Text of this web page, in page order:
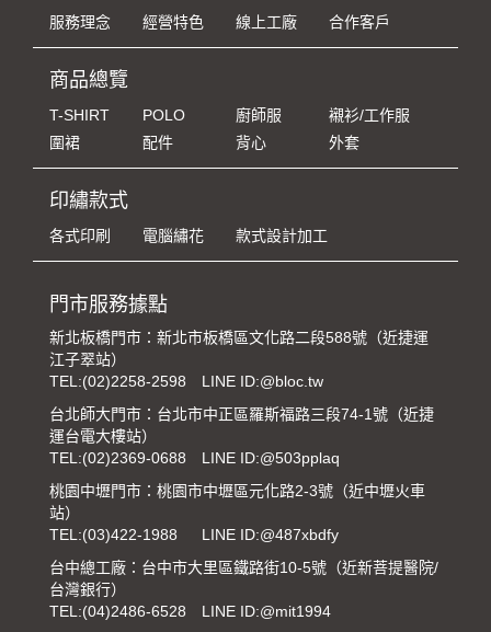
服務理念 經營特色 線上工廠 合作客戶
商品總覽
T-SHIRT POLO 廚師服
襯衫/工作服
圍裙
配件 背心 外套
印繡款式
各式印刷 電腦繡花 款式設計加工
門市服務據點
新北板橋門市：新北市板橋區文化路二段588號（近捷運
江子翠站）
TEL:(02)2258-2598
LINE ID:@bloc.tw
台北師大門市：台北市中正區羅斯福路三段74-1號（近捷
運台電大樓站）
TEL:(02)2369-0688
LINE ID:@503pplaq
桃園中壢門市：桃園市中壢區元化路2-3號（近中壢火車
站）
TEL:(03)422-1988
LINE ID:@487xbdfy
台中總工廠：台中市大里區鐵路街10-5號（近新菩提醫院/
台灣銀行）
TEL:(04)2486-6528 LINE ID:@mit1994